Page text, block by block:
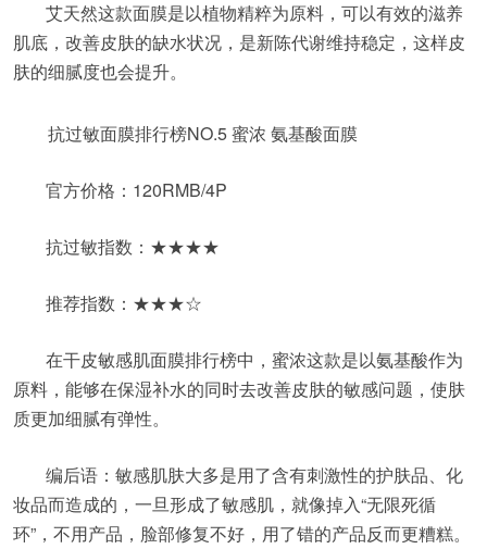
艾天然这款面膜是以植物精粹为原料，可以有效的滋养
肌底，改善皮肤的缺水状况，是新陈代谢维持稳定，这样皮
肤的细腻度也会提升。
抗过敏面膜排行榜NO.5 蜜浓 氨基酸面膜
官方价格：120RMB/4P
抗过敏指数：★★★★
推荐指数：★★★☆
在干皮敏感肌面膜排行榜中，蜜浓这款是以氨基酸作为
原料，能够在保湿补水的同时去改善皮肤的敏感问题，使肤
质更加细腻有弹性。
编后语：敏感肌肤大多是用了含有刺激性的护肤品、化
妆品而造成的，一旦形成了敏感肌，就像掉入“无限死循
环”，不用产品，脸部修复不好，用了错的产品反而更糟糕。